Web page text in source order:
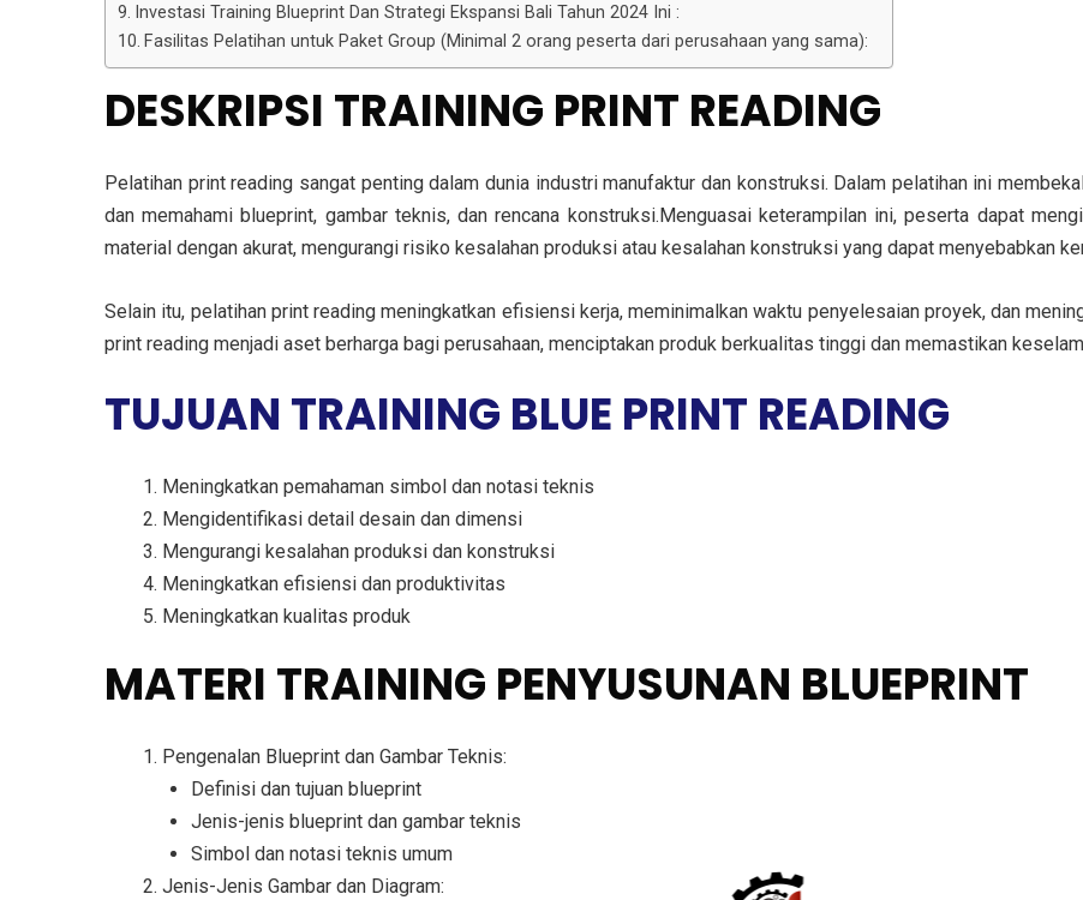
Investasi Training Blueprint Dan Strategi Ekspansi Bali Tahun 2024 Ini :
Fasilitas Pelatihan untuk Paket Group (Minimal 2 orang peserta dari perusahaan yang sama):
DESKRIPSI TRAINING PRINT READING
Pelatihan print reading sangat penting dalam dunia industri manufaktur dan konstruksi. Dalam pelatihan ini
dan memahami blueprint, gambar teknis, dan rencana konstruksi.Menguasai keterampilan ini, peserta dapat
material dengan akurat, mengurangi risiko kesalahan produksi atau kesalahan konstruksi yang dapat menyebabkan
Selain itu, pelatihan print reading meningkatkan efisiensi kerja, meminimalkan waktu penyelesaian proyek, dan
print reading menjadi aset berharga bagi perusahaan, menciptakan produk berkualitas tinggi dan memastikan
TUJUAN TRAINING BLUE PRINT READING
Meningkatkan pemahaman simbol dan notasi teknis
Mengidentifikasi detail desain dan dimensi
Mengurangi kesalahan produksi dan konstruksi
Meningkatkan efisiensi dan produktivitas
Meningkatkan kualitas produk
MATERI TRAINING PENYUSUNAN BLUEPRINT
Pengenalan Blueprint dan Gambar Teknis:
Definisi dan tujuan blueprint
Jenis-jenis blueprint dan gambar teknis
Simbol dan notasi teknis umum
Jenis-Jenis Gambar dan Diagram: